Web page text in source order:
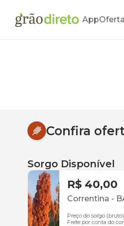
App
Confira
Sorgo Disponível
R$ 40,00
Correntina -
Preço do sorgo
Frete por conta do